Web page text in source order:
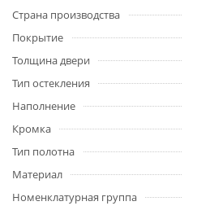
Страна производства
Покрытие
Толщина двери
Тип остекления
Наполнение
Кромка
Тип полотна
Материал
Номенклатурная группа